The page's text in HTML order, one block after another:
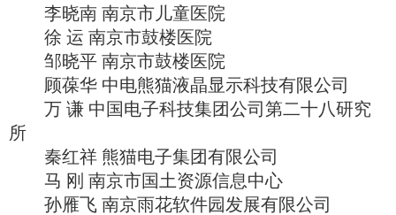
李晓南 南京市儿童医院
徐 运 南京市鼓楼医院
邹晓平 南京市鼓楼医院
顾葆华 中电熊猫液晶显示科技有限公司
万 谦 中国电子科技集团公司第二十八研究
所
秦红祥 熊猫电子集团有限公司
马 刚 南京市国土资源信息中心
孙雁飞 南京雨花软件园发展有限公司